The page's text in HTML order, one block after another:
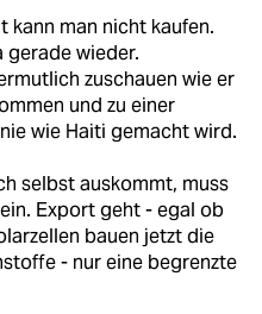
kann man nicht kaufen.
gerade wieder.
zuschauen wie er
und zu einer
wie Haiti gemacht wird.
selbst auskommt, muss
Export geht - egal ob
bauen jetzt die
- nur eine begrenzte